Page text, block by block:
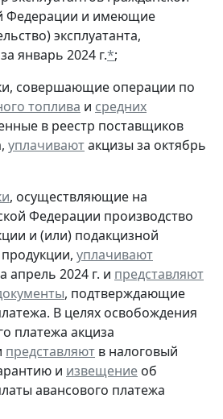
Федерации и имеющие
эксплуатанта,
январь 2024 г.*;
совершающие операции по
топлива и средних
в реестр поставщиков
уплачиваютакцизы за октябрь
, осуществляющие на
Федерации производство
и (или) подакцизной
уплачивают
апрель 2024 г. и представляют
, подтверждающие
В целях освобождения
платежа акциза
представляют в налоговый
и извещение об
авансового платежа